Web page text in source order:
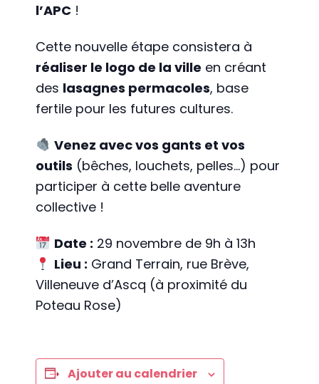
l’APC !
Cette nouvelle étape consistera à
réaliser le logo de la ville en créant
des lasagnes permacoles, base
fertile pour les futures cultures.
Venez avec vos gants et vos
outils (bêches, louchets, pelles…) pour
participer à cette belle aventure
collective !
Date : 29 novembre de 9h à 13h
Lieu : Grand Terrain, rue Brève,
Villeneuve d’Ascq (à proximité du
Poteau Rose)
Ajouter au calendrier